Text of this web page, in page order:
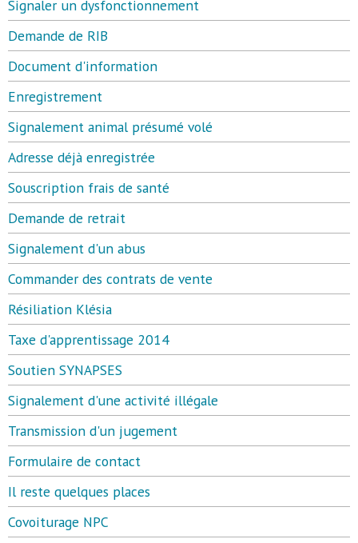
Signaler un dysfonctionnement
Demande de RIB
Document d'information
Enregistrement
Signalement animal présumé volé
Adresse déjà enregistrée
Souscription frais de santé
Demande de retrait
Signalement d'un abus
Commander des contrats de vente
Résiliation Klésia
Taxe d'apprentissage 2014
Soutien SYNAPSES
Signalement d'une activité illégale
Transmission d'un jugement
Formulaire de contact
Il reste quelques places
Covoiturage NPC